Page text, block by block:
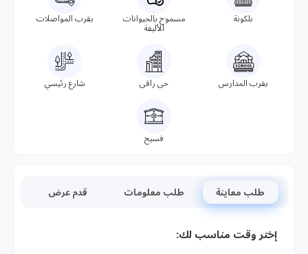
بلكونة
مسموح بالحيوانات
الأليفة
بقرب المواصلات
بقرب المدارس حى راقى شارع رئيسي
فسيح
طلب معاينة طلب معلومات قدم عرض
إختر وقت مناسب لك: